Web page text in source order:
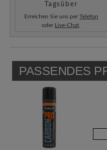
Tagsüber
Erreichen Sie uns per Telefon
oder Live-Chat
PASSENDES